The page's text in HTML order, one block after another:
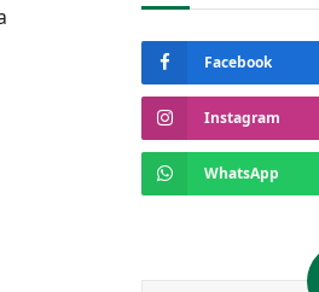
Facebook
Instagram
WhatsApp